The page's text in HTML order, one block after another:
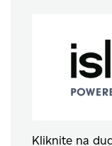
Kliknite na